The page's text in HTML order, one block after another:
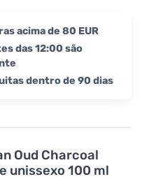
Oud Charcoal
unissexo 100 ml
acima de 80 EUR
das 12:00 são
dentro de 90 dias